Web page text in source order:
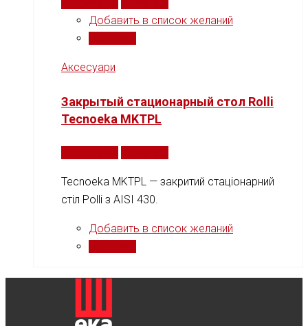
Добавить в список желаний
Аксесуари
Закрытый стационарный стол Rolli
Tecnoeka MKTPL
Tecnoeka MKTPL — закритий стаціонарний
стіл Рolli з AISI 430.
Добавить в список желаний